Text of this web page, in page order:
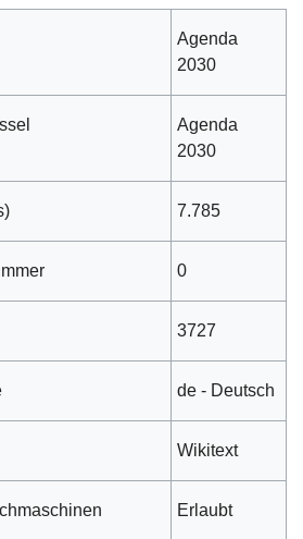
Agenda
2030
Agenda
2030
7.785
0
3727
de - Deutsch
Wikitext
Erlaubt